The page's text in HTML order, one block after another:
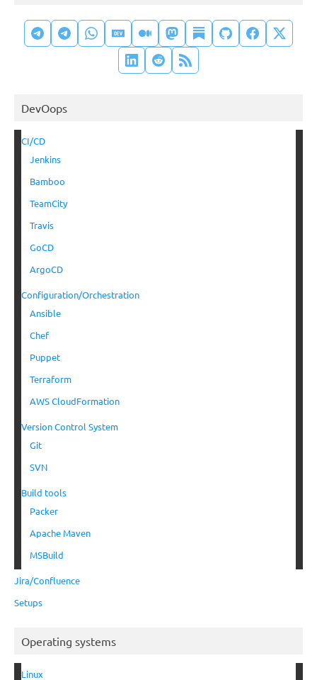
DevOops
CI/CD
Jenkins
Bamboo
TeamCity
Travis
GoCD
ArgoCD
Configuration/Orchestration
Ansible
Chef
Puppet
Terraform
AWS CloudFormation
Version Control System
Git
SVN
Build tools
Packer
Apache Maven
MSBuild
Jira/Confluence
Setups
Operating systems
Linux